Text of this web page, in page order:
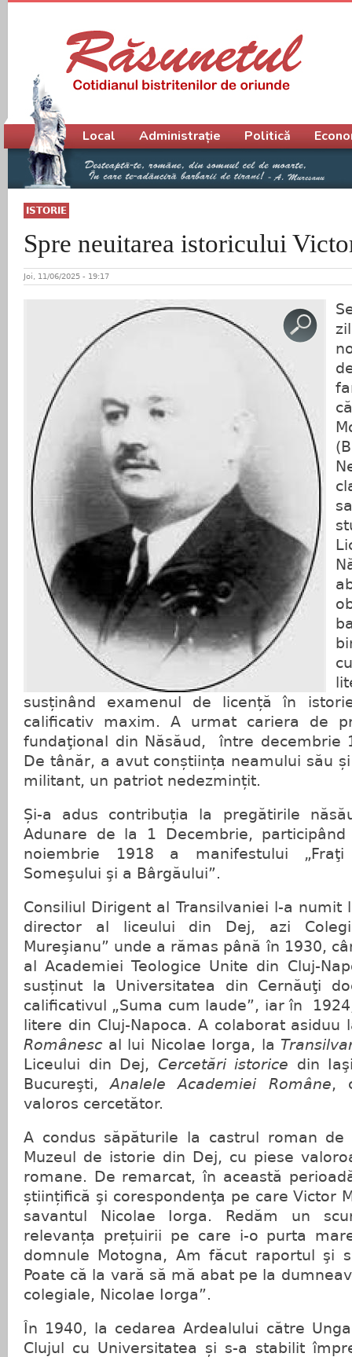
ISTORIE
Spre neuitarea istoricului
Joi, 11/06/2025 - 19:17
susținând examenul de licență în
calificativ maxim. A urmat cariera de
fundaţional din Năsăud, între decembrie
De tânăr, a avut conștiința neamului său
militant, un patriot nedezmințit.
Și-a adus contribuția la pregătirile
Adunare de la 1 Decembrie,
noiembrie 1918 a manifestului
Someşului şi a Bârgăului”.
Consiliul Dirigent al Transilvaniei l-a numit
director al liceului din Dej, azi
Mureşianu” unde a rămas până în 1930,
al Academiei Teologice Unite din Cluj-
susținut la Universitatea din Cernăuţi
calificativul „Suma cum laude”, iar în
litere din Cluj-Napoca. A colaborat
Românesc al lui Nicolae Iorga, la
Liceului din Dej, Cercetări istorice din
Bucureşti,Analele Academiei Române,
valoros cercetător.
A condus săpăturile la castrul roman
Muzeul de istorie din Dej, cu piese
romane. De remarcat, în această
științifică şi corespondenţa pe care Victor
savantul Nicolae Iorga. Redăm un
relevanța prețuirii pe care i-o purta
domnule Motogna, Am făcut raportul şi
Poate că la vară să mă abat pe la
colegiale, Nicolae Iorga”.
În 1940, la cedarea Ardealului către
Clujul cu Universitatea și s-a stabilit
Meniu principal
Local Administrație Politică